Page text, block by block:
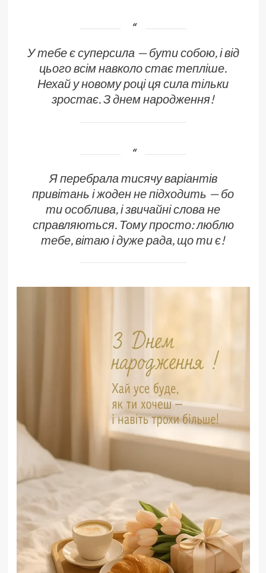
У тебе є суперсила — бути собою, і від
цього всім навколо стає тепліше.
Нехай у новому році ця сила тільки
зростає. З днем народження!
Я перебрала тисячу варіантів
привітань і жоден не підходить — бо
ти особлива, і звичайні слова не
справляються. Тому просто: люблю
тебе, вітаю і дуже рада, що ти є!